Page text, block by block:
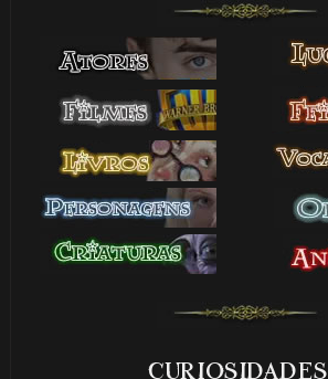
CURIOSIDADES
1️⃣ 8️⃣
1️⃣ 8️⃣